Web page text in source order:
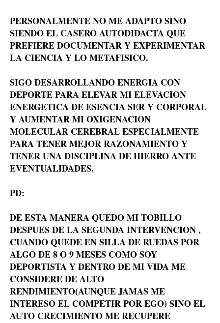
PERSONALMENTE NO ME ADAPTO SINO
SIENDO EL CASERO AUTODIDACTA QUE
PREFIERE DOCUMENTAR Y EXPERIMENTAR
LA CIENCIA Y LO METAFISICO.
SIGO DESARROLLANDO ENERGIA CON
DEPORTE PARA ELEVAR MI ELEVACION
ENERGETICA DE ESENCIA SER Y CORPORAL
Y AUMENTAR MI OXIGENACION
MOLECULAR CEREBRAL ESPECIALMENTE
PARA TENER MEJOR RAZONAMIENTO Y
TENER UNA DISCIPLINA DE HIERRO ANTE
EVENTUALIDADES.
PD:
DE ESTA MANERA QUEDO MI TOBILLO
DESPUES DE LA SEGUNDA INTERVENCION ,
CUANDO QUEDE EN SILLA DE RUEDAS POR
ALGO DE 8 O 9 MESES COMO SOY
DEPORTISTA Y DENTRO DE MI VIDA ME
CONSIDERE DE ALTO
RENDIMIENTO(AUNQUE JAMAS ME
INTERESO EL COMPETIR POR EGO) SINO EL
AUTO CRECIMIENTO ME RECUPERE